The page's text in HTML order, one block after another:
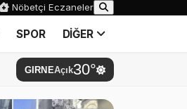
Nöbetçi Eczaneler
SPOR DİĞER
GIRNEAçık30°